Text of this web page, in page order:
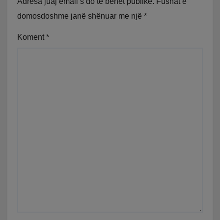
domosdoshme janë shënuar me një *
Koment *